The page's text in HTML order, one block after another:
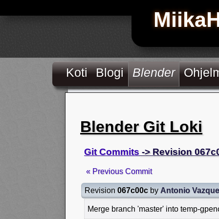
Koti Blogi Blender
Blender Git Loki
Git Commits -> Revision
« Previous Commit
Revision 067c00c by Antonio
Merge branch 'master' into temp-